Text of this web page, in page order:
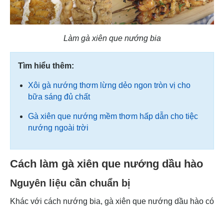
Làm gà xiên que nướng bia
Tìm hiểu thêm:
Xôi gà nướng thơm lừng dẻo ngon tròn vị cho
bữa sáng đủ chất
Gà xiên que nướng mềm thơm hấp dẫn cho tiệc
nướng ngoài trời
Cách làm gà xiên que nướng dầu hào
Nguyên liệu cần chuẩn bị
Khác với cách nướng bia, gà xiên que nướng dầu hào có